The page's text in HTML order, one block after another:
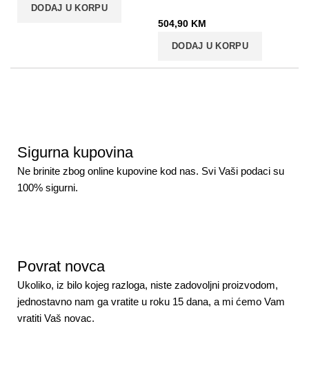
DODAJ U KORPU
504,90 KM
DODAJ U KORPU
Sigurna kupovina
Ne brinite zbog online kupovine kod nas. Svi Vaši podaci su
100% sigurni.
Povrat novca
Ukoliko, iz bilo kojeg razloga, niste zadovoljni proizvodom,
jednostavno nam ga vratite u roku 15 dana, a mi ćemo Vam
vratiti Vaš novac.